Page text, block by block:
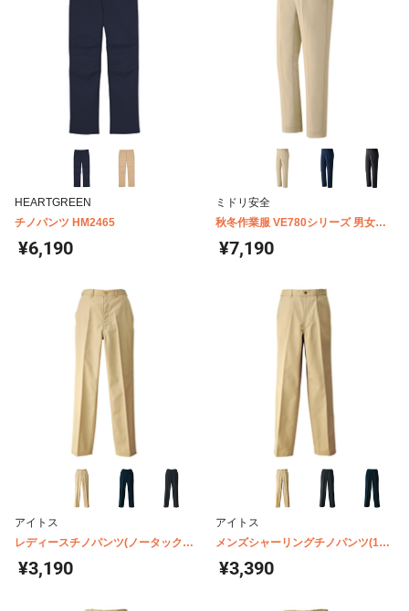
HEARTGREEN
チノパンツ HM2465
¥6,190
ミドリ安全
秋冬作業服 VE780シリーズ 男女共
用チノパンツ単体
¥7,190
アイトス
レディースチノパンツ(ノータック)
AZ-HS2607
¥3,190
アイトス
メンズシャーリングチノパンツ(1タ
ック) AZ-HS2602
¥3,390